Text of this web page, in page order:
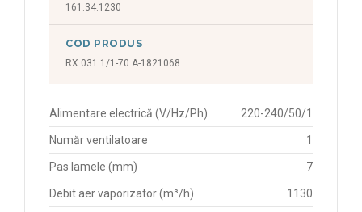
161.34.1230
COD PRODUS
RX 031.1/1-70.A-1821068
Alimentare electrică (V/Hz/Ph) 220-240/50/1
Număr ventilatoare 1
Pas lamele (mm) 7
Debit aer vaporizator (m³/h) 1130